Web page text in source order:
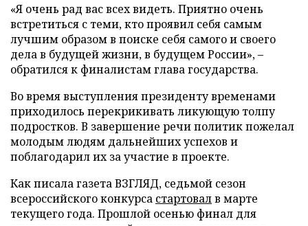
«Я очень рад вас всех видеть. Приятно очень
встретиться с теми, кто проявил себя самым
лучшим образом в поиске себя самого и своего
дела в будущей жизни, в будущем России», –
обратился к финалистам глава государства.
Во время выступления президенту временами
приходилось перекрикивать ликующую толпу
подростков. В завершение речи политик пожелал
молодым людям дальнейших успехов и
поблагодарил их за участие в проекте.
Как писала газета ВЗГЛЯД, седьмой сезон
всероссийского конкурса стартовалв марте
текущего года. Прошлой осенью финал для